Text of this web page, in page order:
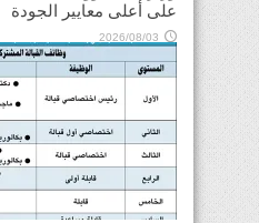
على أعلى معايير الجودة
2026/08/03